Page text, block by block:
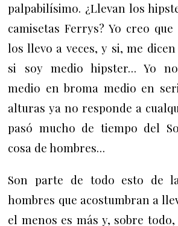
palpabilísimo. ¿Llevan los
camisetas Ferrys? Yo creo
los llevo a veces, y si, me
si soy medio hipster… Yo
medio en broma medio en
alturas ya no responde a
pasó mucho de tiempo del
cosa de hombres…
Son parte de todo esto de
hombres que acostumbran a
el menos es más y, sobre